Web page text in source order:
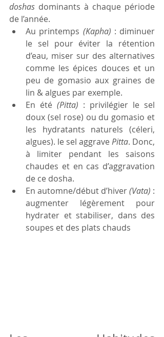
doshas dominants à chaque période
de l’année.
Au printemps (Kapha) : diminuer
le sel pour éviter la rétention
d’eau, miser sur des alternatives
comme les épices douces et un
peu de gomasio aux graines de
lin & algues par exemple.
En été (Pitta) : privilégier le sel
doux (sel rose) ou du gomasio et
les hydratants naturels (céleri,
algues). le sel aggrave Pitta. Donc,
à limiter pendant les saisons
chaudes et en cas d’aggravation
de ce dosha.
En automne/début d’hiver (Vata) :
augmenter légèrement pour
hydrater et stabiliser, dans des
soupes et des plats chauds